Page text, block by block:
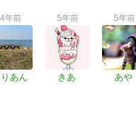
4年前
あん
5年前
きあ
5年前
あや